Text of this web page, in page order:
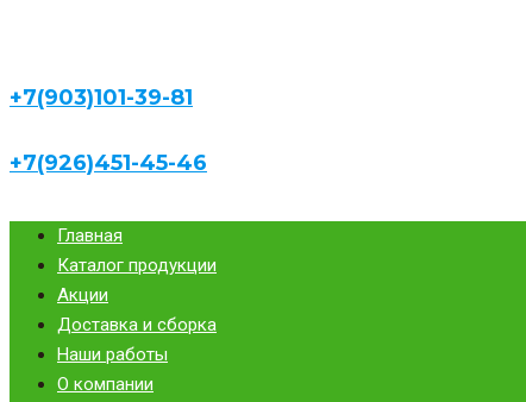
+7(903)101-39-81
+7(926)451-45-46
Главная
Каталог продукции
Акции
Доставка и сборка
Наши работы
О компании